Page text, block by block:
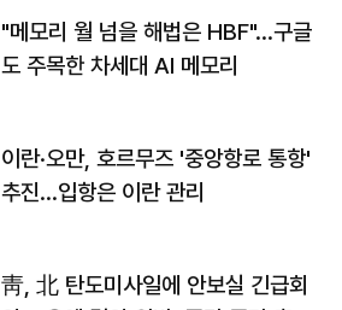
"메모리 월 넘을 해법은 HBF"…구글
도 주목한 차세대 AI 메모리
이란·오만, 호르무즈 '중앙항로 통항'
추진…입항은 이란 관리
靑, 北 탄도미사일에 안보실 긴급회